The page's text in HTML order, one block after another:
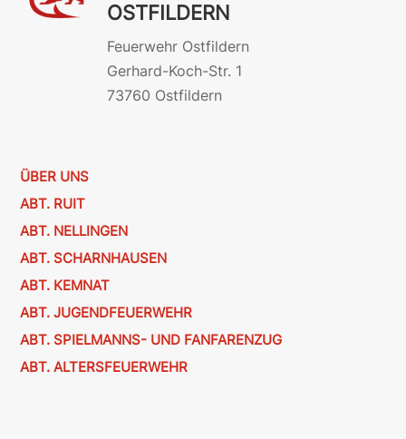
OSTFILDERN
Feuerwehr Ostfildern
Gerhard-Koch-Str. 1
73760 Ostfildern
ÜBER UNS
ABT. RUIT
ABT. NELLINGEN
ABT. SCHARNHAUSEN
ABT. KEMNAT
ABT. JUGENDFEUERWEHR
ABT. SPIELMANNS- UND FANFARENZUG
ABT. ALTERSFEUERWEHR